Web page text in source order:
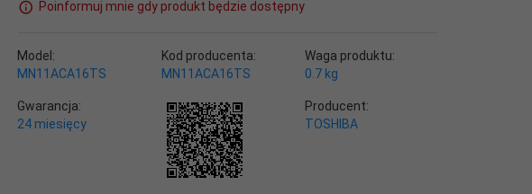
Poinformuj mnie gdy produkt będzie dostępny
Model:
MN11ACA16TS
Kod producenta:
MN11ACA16TS
Waga produktu:
0.7 kg
Gwarancja:
24 miesięcy
Producent:
TOSHIBA